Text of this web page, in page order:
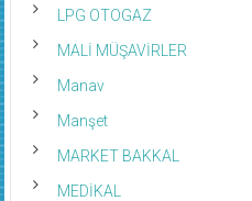
LPG OTOGAZ
MALİ MÜŞAVİRLER
Manav
Manşet
MARKET BAKKAL
MEDİKAL